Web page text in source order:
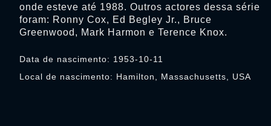
Data de nascimento: 1953-10-11
Local de nascimento: Hamilton, Massachusetts, USA
onde esteve até 1988. Outros actores dessa série
foram: Ronny Cox, Ed Begley Jr., Bruce
Greenwood, Mark Harmon e Terence Knox.